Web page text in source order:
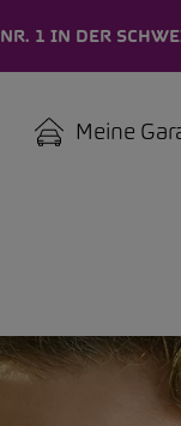
NR. 1 IN DER
Meine